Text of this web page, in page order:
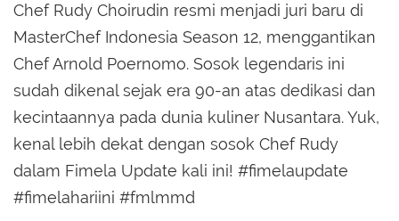
Chef Rudy Choirudin resmi menjadi juri baru di
MasterChef Indonesia Season 12, menggantikan
Chef Arnold Poernomo. Sosok legendaris ini
sudah dikenal sejak era 90-an atas dedikasi dan
kecintaannya pada dunia kuliner Nusantara. Yuk,
kenal lebih dekat dengan sosok Chef Rudy
dalam Fimela Update kali ini! #fimelaupdate
#fimelahariini #fmlmmd